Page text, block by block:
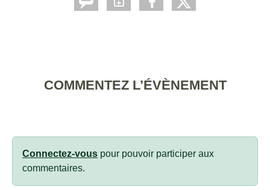
COMMENTEZ L’ÉVÈNEMENT
Connectez-vous pour pouvoir participer aux
commentaires.